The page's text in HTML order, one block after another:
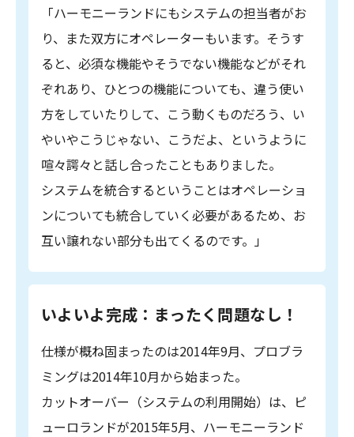
「ハーモニーランドにもシステムの担当者がお
り、また双方にオペレーターもいます。そうす
ると、必須な機能やそうでない機能などがそれ
ぞれあり、ひとつの機能についても、違う使い
方をしていたりして、こう動くものだろう、い
やいやこうじゃない、こうだよ、というように
喧々諤々と話し合ったこともありました。
システムを統合するということはオペレーショ
ンについても統合していく必要があるため、お
互い譲れない部分も出てくるのです。」
いよいよ完成：まったく問題なし！
仕様が概ね固まったのは2014年9月、プロブラ
ミングは2014年10月から始まった。
カットオーバー（システムの利用開始）は、ピ
ューロランドが2015年5月、ハーモニーランド